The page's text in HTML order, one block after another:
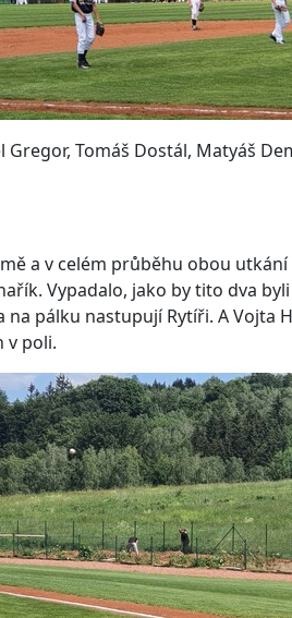
Tomáš Dostál, Matyáš
a v celém průběhu obou
Vypadalo, jako by tito dva
pálku nastupují Rytíři. A Vojta
v poli.